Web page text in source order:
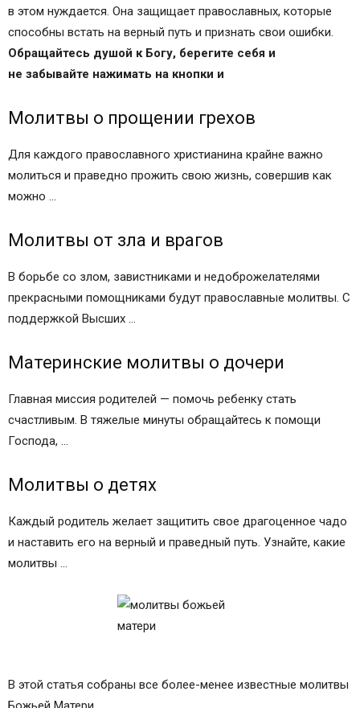
в этом нуждается. Она защищает православных, которые
способны встать на верный путь и признать свои ошибки.
Обращайтесь душой к Богу, берегите себя и
не забывайте нажимать на кнопки и
Молитвы о прощении грехов
Для каждого православного христианина крайне важно
молиться и праведно прожить свою жизнь, совершив как
можно …
Молитвы от зла и врагов
В борьбе со злом, завистниками и недоброжелателями
прекрасными помощниками будут православные молитвы. С
поддержкой Высших …
Материнские молитвы о дочери
Главная миссия родителей — помочь ребенку стать
счастливым. В тяжелые минуты обращайтесь к помощи
Господа, …
Молитвы о детях
Каждый родитель желает защитить свое драгоценное чадо
и наставить его на верный и праведный путь. Узнайте, какие
молитвы …
В этой статья собраны все более-менее известные молитвы